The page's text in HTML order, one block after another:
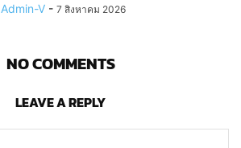
Admin-V - 7 สิงหาคม 2026
NO COMMENTS
LEAVE A REPLY